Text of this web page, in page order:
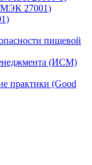
27001)
пищевой
(ИСМ)
практики (Good